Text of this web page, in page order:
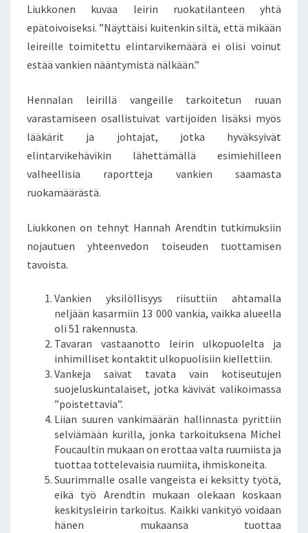
Liukkonen kuvaa leirin ruokatilanteen yhtä
epätoivoiseksi. ”Näyttäisi kuitenkin siltä, että mikään
leireille toimitettu elintarvikemäärä ei olisi voinut
estää vankien nääntymistä nälkään.”
Hennalan leirillä vangeille tarkoitetun ruuan
varastamiseen osallistuivat vartijoiden lisäksi myös
lääkärit ja johtajat, jotka hyväksyivät
elintarvikehävikin lähettämällä esimiehilleen
valheellisia raportteja vankien saamasta
ruokamäärästä.
Liukkonen on tehnyt Hannah Arendtin tutkimuksiin
nojautuen yhteenvedon toiseuden tuottamisen
tavoista.
Vankien yksilöllisyys riisuttiin ahtamalla
neljään kasarmiin 13 000 vankia, vaikka alueella
oli 51 rakennusta.
Tavaran vastaanotto leirin ulkopuolelta ja
inhimilliset kontaktit ulkopuolisiin kiellettiin.
Vankeja saivat tavata vain kotiseutujen
suojeluskuntalaiset, jotka kävivät valikoimassa
”poistettavia”.
Liian suuren vankimäärän hallinnasta pyrittiin
selviämään kurilla, jonka tarkoituksena Michel
Foucaultin mukaan on erottaa valta ruumiista ja
tuottaa tottelevaisia ruumiita, ihmiskoneita.
Suurimmalle osalle vangeista ei keksitty työtä,
eikä työ Arendtin mukaan olekaan koskaan
keskitysleirin tarkoitus. Kaikki vankityö voidaan
hänen mukaansa tuottaa